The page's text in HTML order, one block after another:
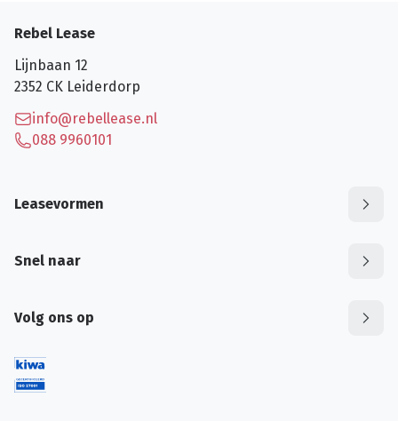
Rebel Lease
Lijnbaan 12
2352 CK Leiderdorp
info@rebellease.nl
088 9960101
Leasevormen
Snel naar
Volg ons op